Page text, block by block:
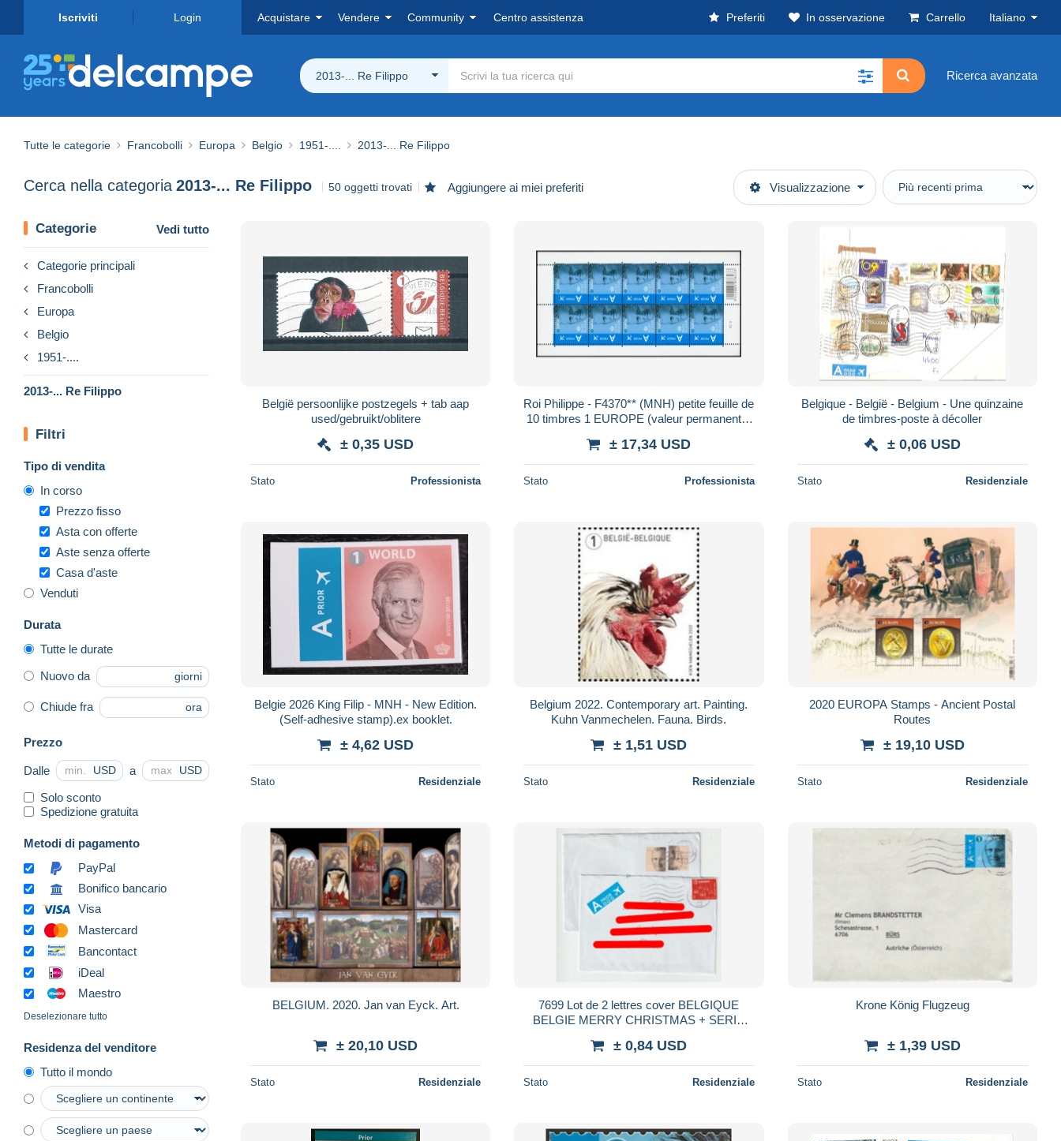
Iscriviti Login Acquistare Vendere Community Centro assistenza Preferiti In osservazione Carrello Italiano
2013-... Re Filippo Ricerca avanzata
Tutte le categorie Francobolli Europa Belgio 1951-.... 2013-... Re Filippo
Cerca nella categoria 2013-... Re Filippo 50 oggetti trovati Aggiungere ai miei preferiti Visualizzazione
Categorie Vedi tutto
Categorie principali
Francobolli
Europa
Belgio
1951-....
2013-... Re Filippo
Filtri
Tipo di vendita
In corso
Prezzo fisso
Asta con offerte
Aste senza offerte
Casa d'aste
Venduti
Durata
Tutte le durate
Nuovo da giorni
Chiude fra ora
Prezzo
Dalle USD a USD
Solo sconto
Spedizione gratuita
Metodi di pagamento
PayPal
Bonifico bancario
Visa
Mastercard
Bancontact
iDeal
Maestro
Deselezionare tutto
Residenza del venditore
Tutto il mondo
België persoonlijke postzegels + tab aap
used/gebruikt/oblitere
± 0,35 USD
Stato Professionista
Roi Philippe - F4370** (MNH) petite feuille de
10 timbres 1 EUROPE (valeur permanente)
± 17,34 USD
Stato Professionista
Belgique - België - Belgium - Une quinzaine
de timbres-poste à décoller
± 0,06 USD
Stato Residenziale
Belgie 2026 King Filip - MNH - New Edition.
(Self-adhesive stamp).ex booklet.
± 4,62 USD
Stato Residenziale
Belgium 2022. Contemporary art. Painting.
Kuhn Vanmechelen. Fauna. Birds.
± 1,51 USD
Stato Residenziale
2020 EUROPA Stamps - Ancient Postal
Routes
± 19,10 USD
Stato Residenziale
BELGIUM. 2020. Jan van Eyck. Art.
± 20,10 USD
Stato Residenziale
7699 Lot de 2 lettres cover BELGIQUE
BELGIE MERRY CHRISTMAS + SERIE
± 0,84 USD
Stato Residenziale
Krone König Flugzeug
± 1,39 USD
Stato Residenziale